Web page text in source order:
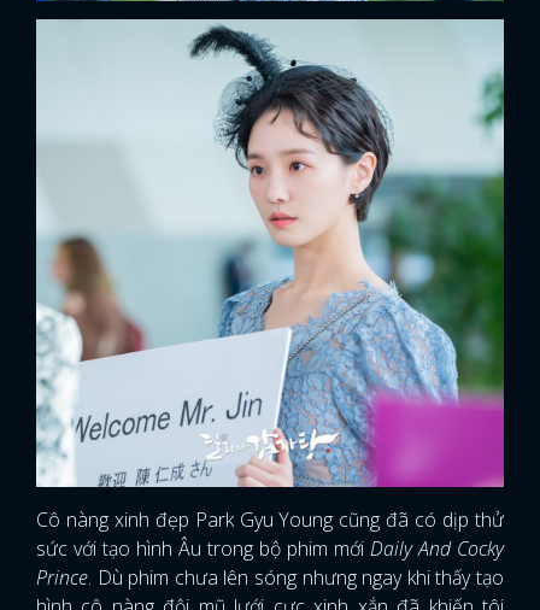
Cô nàng xinh đẹp Park Gyu Young cũng đã có dịp thử
sức với tạo hình Âu trong bộ phim mới Daily And Cocky
Prince. Dù phim chưa lên sóng nhưng ngay khi thấy tạo